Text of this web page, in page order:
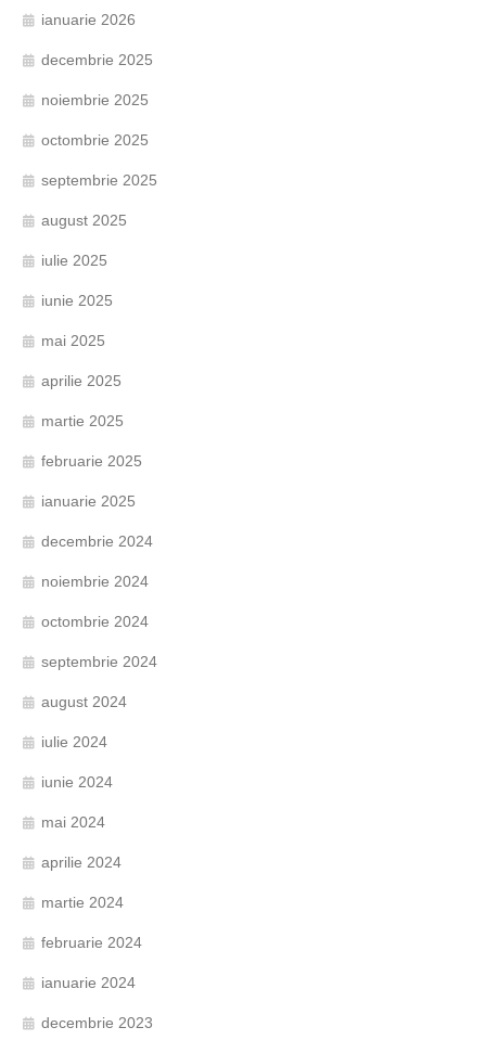
ianuarie 2026
decembrie 2025
noiembrie 2025
octombrie 2025
septembrie 2025
august 2025
iulie 2025
iunie 2025
mai 2025
aprilie 2025
martie 2025
februarie 2025
ianuarie 2025
decembrie 2024
noiembrie 2024
octombrie 2024
septembrie 2024
august 2024
iulie 2024
iunie 2024
mai 2024
aprilie 2024
martie 2024
februarie 2024
ianuarie 2024
decembrie 2023